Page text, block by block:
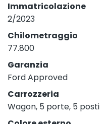
Immatricolazione
2/2023
Chilometraggio
77.800
Garanzia
Ford Approved
Carrozzeria
Wagon, 5 porte, 5 posti